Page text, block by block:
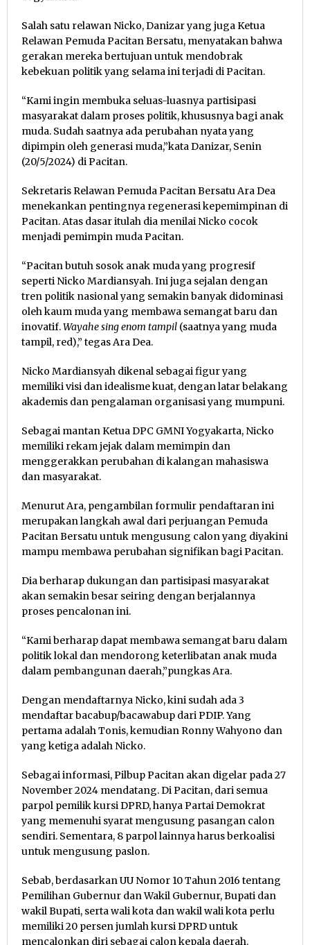
Salah satu relawan Nicko, Danizar yang juga Ketua
Relawan Pemuda Pacitan Bersatu, menyatakan bahwa
gerakan mereka bertujuan untuk mendobrak
kebekuan politik yang selama ini terjadi di Pacitan.
“Kami ingin membuka seluas-luasnya partisipasi
masyarakat dalam proses politik, khususnya bagi anak
muda. Sudah saatnya ada perubahan nyata yang
dipimpin oleh generasi muda,”kata Danizar, Senin
(20/5/2024) di Pacitan.
Sekretaris Relawan Pemuda Pacitan Bersatu Ara Dea
menekankan pentingnya regenerasi kepemimpinan di
Pacitan. Atas dasar itulah dia menilai Nicko cocok
menjadi pemimpin muda Pacitan.
“Pacitan butuh sosok anak muda yang progresif
seperti Nicko Mardiansyah. Ini juga sejalan dengan
tren politik nasional yang semakin banyak didominasi
oleh kaum muda yang membawa semangat baru dan
inovatif.Wayahe sing enom tampil (saatnya yang muda
tampil, red),” tegas Ara Dea.
Nicko Mardiansyah dikenal sebagai figur yang
memiliki visi dan idealisme kuat, dengan latar belakang
akademis dan pengalaman organisasi yang mumpuni.
Sebagai mantan Ketua DPC GMNI Yogyakarta, Nicko
memiliki rekam jejak dalam memimpin dan
menggerakkan perubahan di kalangan mahasiswa
dan masyarakat.
Menurut Ara, pengambilan formulir pendaftaran ini
merupakan langkah awal dari perjuangan Pemuda
Pacitan Bersatu untuk mengusung calon yang diyakini
mampu membawa perubahan signifikan bagi Pacitan.
Dia berharap dukungan dan partisipasi masyarakat
akan semakin besar seiring dengan berjalannya
proses pencalonan ini.
“Kami berharap dapat membawa semangat baru dalam
politik lokal dan mendorong keterlibatan anak muda
dalam pembangunan daerah,”pungkas Ara.
Dengan mendaftarnya Nicko, kini sudah ada 3
mendaftar bacabup/bacawabup dari PDIP. Yang
pertama adalah Tonis, kemudian Ronny Wahyono dan
yang ketiga adalah Nicko.
Sebagai informasi, Pilbup Pacitan akan digelar pada 27
November 2024 mendatang. Di Pacitan, dari semua
parpol pemilik kursi DPRD, hanya Partai Demokrat
yang memenuhi syarat mengusung pasangan calon
sendiri. Sementara, 8 parpol lainnya harus berkoalisi
untuk mengusung paslon.
Sebab, berdasarkan UU Nomor 10 Tahun 2016 tentang
Pemilihan Gubernur dan Wakil Gubernur, Bupati dan
wakil Bupati, serta wali kota dan wakil wali kota perlu
memiliki 20 persen jumlah kursi DPRD untuk
mencalonkan diri sebagai calon kepala daerah.